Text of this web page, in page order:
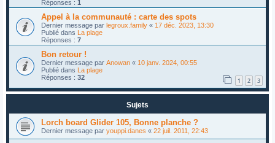
Réponses : 1
Appel à la communauté : carte des spots
Dernier message par legroux.family « 17 déc. 2023, 13:30
Publié dans La plage
Réponses : 7
Bon retour !
Dernier message par Anowan « 10 janv. 2024, 00:55
Publié dans La plage
Réponses : 32 1 2 3
Sujets
Lorch board Glider 105, Bonne planche ?
Dernier message par youppi.danes « 22 juil. 2011, 22:43